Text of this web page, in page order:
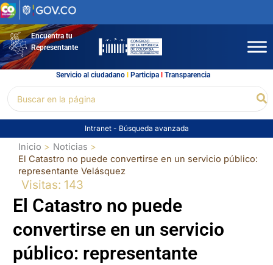
Ir
al
contenidoEncuentra tu
Representante
Servicio al ciudadano l Participal Transparencia
por:
Intranet - Búsqueda avanzada
Inicio
Noticias
El Catastro no puede convertirse en un servicio público:
representante Velásquez
Visitas: 143
El Catastro no puede
convertirse en un servicio
público: representante